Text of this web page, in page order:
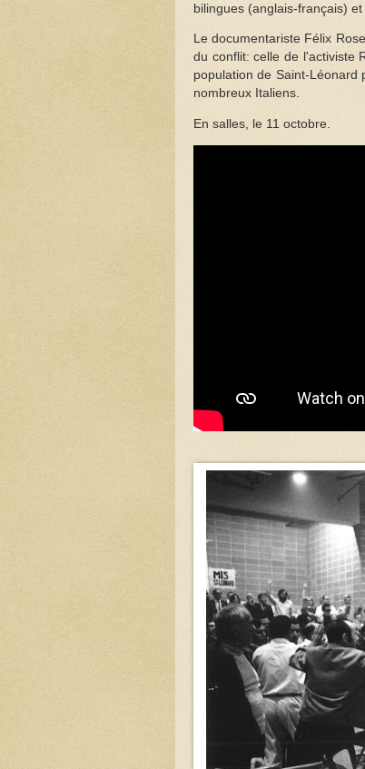
bilingues (anglais-français)
Le documentariste Félix
du conflit: celle de l'activiste
population de Saint-Léonard
nombreux Italiens.
En salles, le 11 octobre.